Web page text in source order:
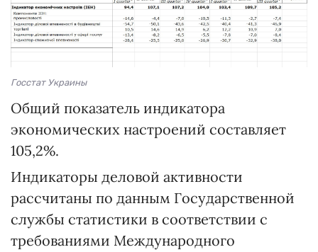
Госстат Украины
Общий показатель индикатора
экономических настроений составляет
105,2%.
Индикаторы деловой активности
рассчитаны по данным Государственной
службы статистики в соответствии с
требованиями Международного